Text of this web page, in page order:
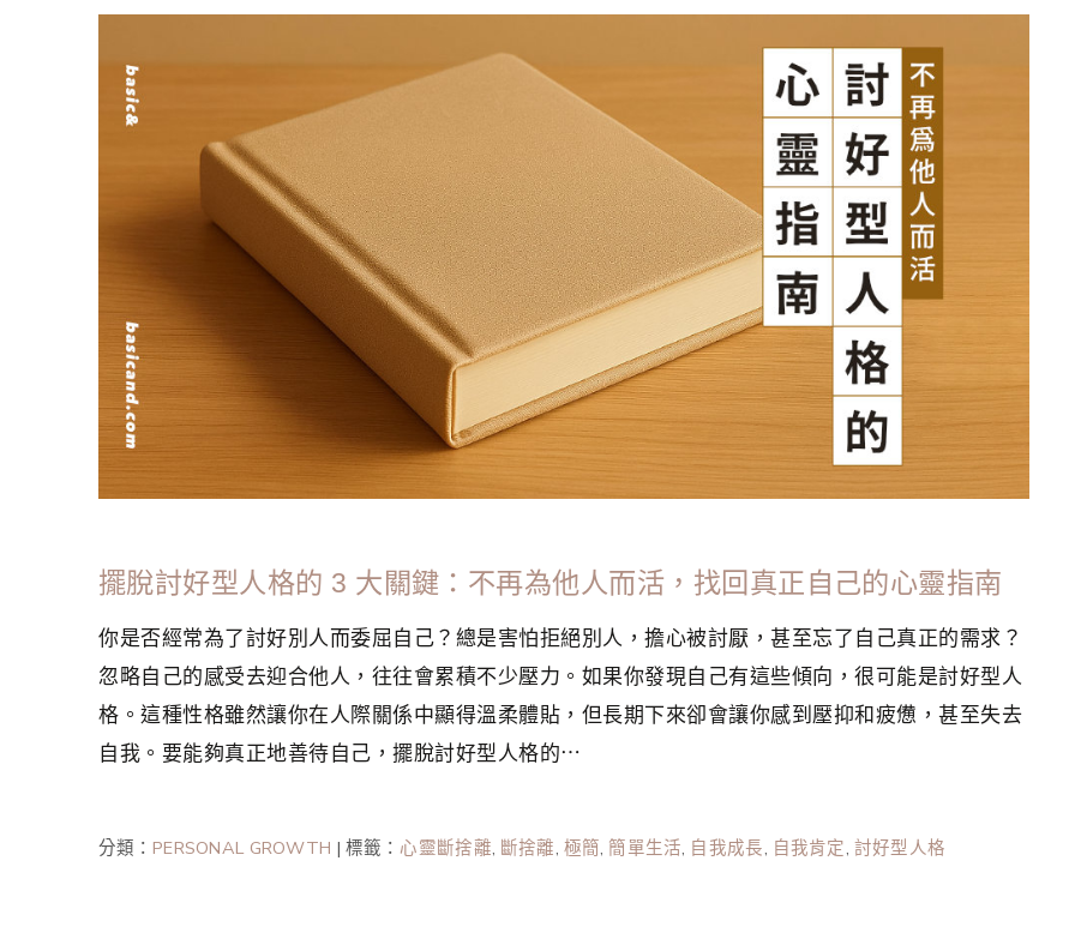
擺脫討好型人格的 3 大關鍵：不再為他人而活，找回真正自己的心靈指南
你是否經常為了討好別人而委屈自己？總是害怕拒絕別人，擔心被討厭，甚至忘了自己真正的需求？
忽略自己的感受去迎合他人，往往會累積不少壓力。如果你發現自己有這些傾向，很可能是討好型人
格。這種性格雖然讓你在人際關係中顯得溫柔體貼，但長期下來卻會讓你感到壓抑和疲憊，甚至失去
自我。要能夠真正地善待自己，擺脫討好型人格的⋯
分類： PERSONAL GROWTH |標籤： 心靈斷捨離, 斷捨離, 極簡, 簡單生活, 自我成長, 自我肯定, 討好型人格